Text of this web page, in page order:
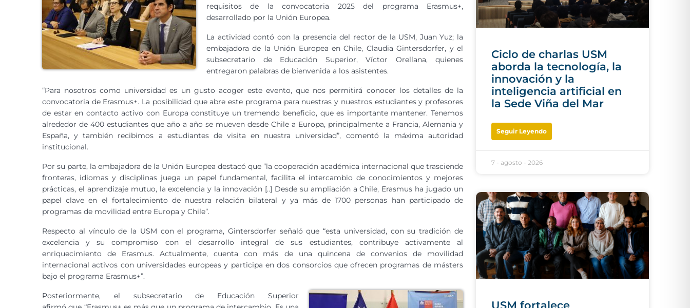
requisitos de la convocatoria 2025 del programa Erasmus+,
desarrollado por la Unión Europea.
La actividad contó con la presencia del rector de la USM, Juan Yuz; la
embajadora de la Unión Europea en Chile, Claudia Gintersdorfer, y el
subsecretario de Educación Superior, Víctor Orellana, quienes
entregaron palabras de bienvenida a los asistentes.
“Para nosotros como universidad es un gusto acoger este evento, que nos permitirá conocer los detalles de la
convocatoria de Erasmus+. La posibilidad que abre este programa para nuestras y nuestros estudiantes y profesores
de estar en contacto activo con Europa constituye un tremendo beneficio, que es importante mantener. Tenemos
alrededor de 400 estudiantes que año a año se mueven desde Chile a Europa, principalmente a Francia, Alemania y
España, y también recibimos a estudiantes de visita en nuestra universidad”, comentó la máxima autoridad
institucional.
Por su parte, la embajadora de la Unión Europea destacó que “la cooperación académica internacional que trasciende
fronteras, idiomas y disciplinas juega un papel fundamental, facilita el intercambio de conocimientos y mejores
prácticas, el aprendizaje mutuo, la excelencia y la innovación [..] Desde su ampliación a Chile, Erasmus ha jugado un
papel clave en el fortalecimiento de nuestra relación bilateral y ya más de 1700 personas han participado de
programas de movilidad entre Europa y Chile”.
Respecto al vínculo de la USM con el programa, Gintersdorfer señaló que “esta universidad, con su tradición de
excelencia y su compromiso con el desarrollo integral de sus estudiantes, contribuye activamente al
enriquecimiento de Erasmus. Actualmente, cuenta con más de una quincena de convenios de movilidad
internacional activos con universidades europeas y participa en dos consorcios que ofrecen programas de másters
bajo el programa Erasmus+”.
Posteriormente, el subsecretario de Educación Superior
Ciclo de charlas USM
aborda la tecnología, la
innovación y la
inteligencia artificial en
la Sede Viña del Mar
Seguir Leyendo
7 - agosto - 2026
USM fortalece